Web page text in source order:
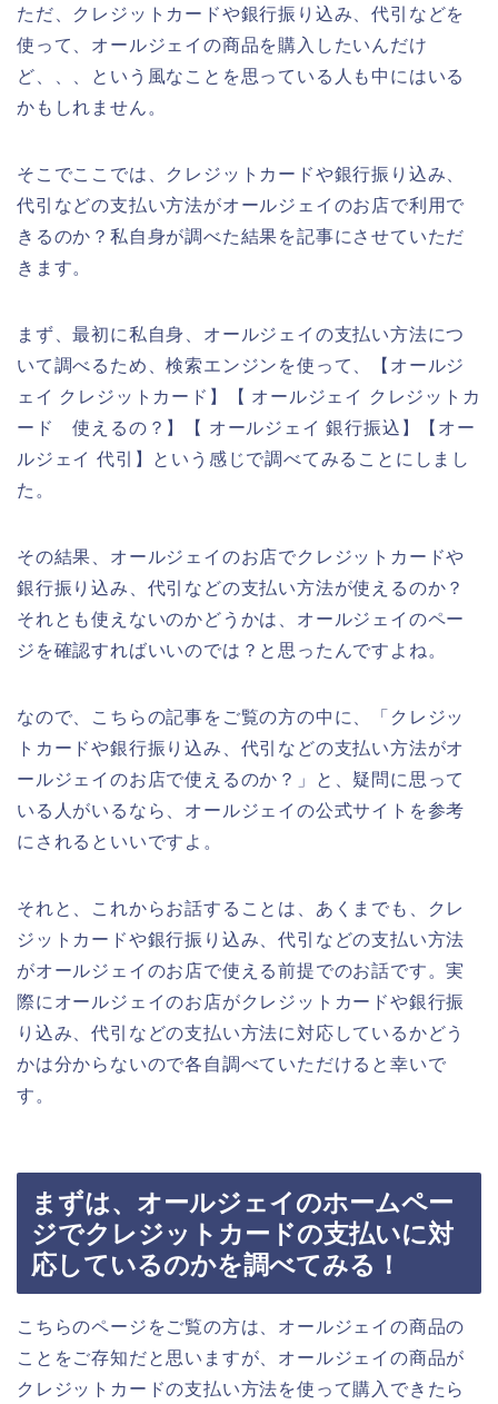
ただ、クレジットカードや銀行振り込み、代引などを
使って、オールジェイの商品を購入したいんだけ
ど、、、という風なことを思っている人も中にはいる
かもしれません。
そこでここでは、クレジットカードや銀行振り込み、
代引などの支払い方法がオールジェイのお店で利用で
きるのか？私自身が調べた結果を記事にさせていただ
きます。
まず、最初に私自身、オールジェイの支払い方法につ
いて調べるため、検索エンジンを使って、【オールジ
ェイ クレジットカード】【 オールジェイ クレジットカ
ード 使えるの？】【 オールジェイ 銀行振込】【オー
ルジェイ 代引】という感じで調べてみることにしまし
た。
その結果、オールジェイのお店でクレジットカードや
銀行振り込み、代引などの支払い方法が使えるのか？
それとも使えないのかどうかは、オールジェイのペー
ジを確認すればいいのでは？と思ったんですよね。
なので、こちらの記事をご覧の方の中に、「クレジッ
トカードや銀行振り込み、代引などの支払い方法がオ
ールジェイのお店で使えるのか？」と、疑問に思って
いる人がいるなら、オールジェイの公式サイトを参考
にされるといいですよ。
それと、これからお話することは、あくまでも、クレ
ジットカードや銀行振り込み、代引などの支払い方法
がオールジェイのお店で使える前提でのお話です。実
際にオールジェイのお店がクレジットカードや銀行振
り込み、代引などの支払い方法に対応しているかどう
かは分からないので各自調べていただけると幸いで
す。
まずは、オールジェイのホームペー
ジでクレジットカードの支払いに対
応しているのかを調べてみる！
こちらのページをご覧の方は、オールジェイの商品の
ことをご存知だと思いますが、オールジェイの商品が
クレジットカードの支払い方法を使って購入できたら